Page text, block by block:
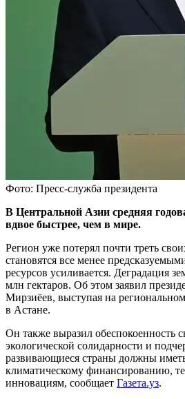
Фото: Пресс-служба президента
В Центральной Азии средняя
вдвое быстрее, чем в мире.
Регион уже потерял почти треть
становятся все менее
ресурсов усиливается. Деградация
млн гектаров. Об этом заявил
Мирзиёев, выступая на
в Астане.
Он также выразил обеспокоенность
экологической солидарности и
развивающиеся страны должны
климатическому финансированию,
инновациям, сообщает Газета.уз.